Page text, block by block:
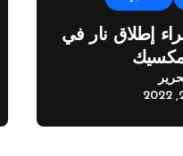
جراء إطلاق نار في